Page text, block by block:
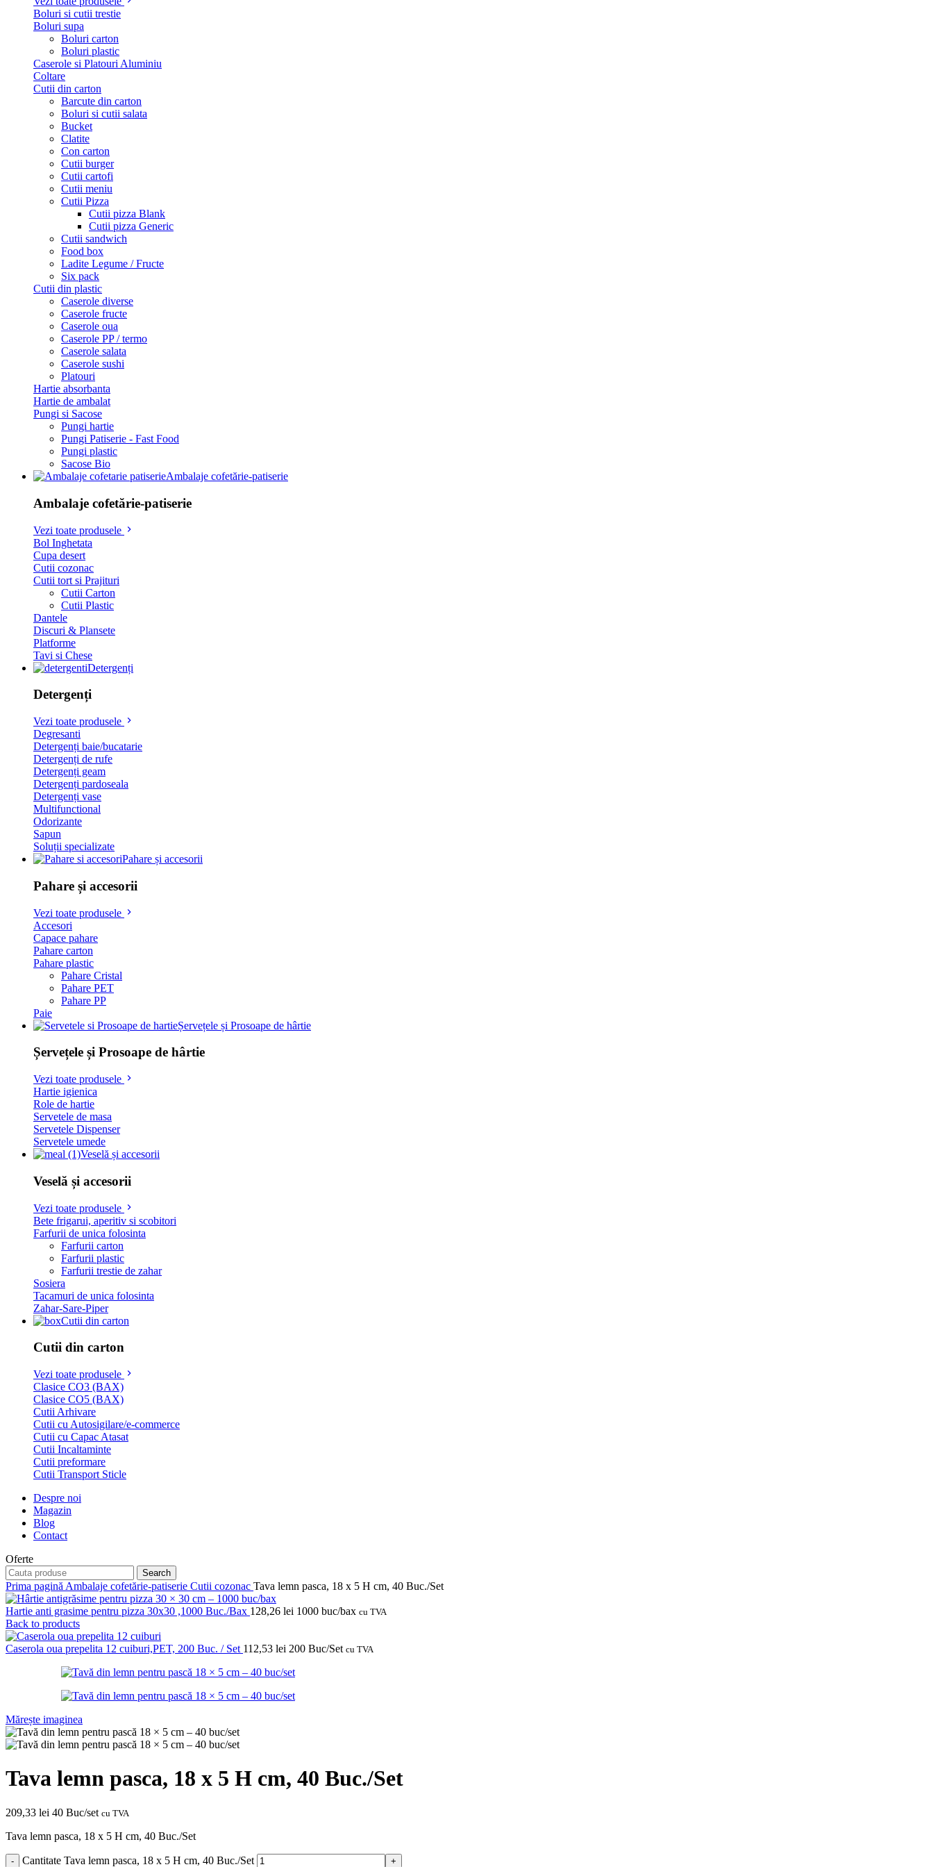
Boluri si cutii trestie
Boluri supa
Boluri carton
Boluri plastic
Caserole si Platouri Aluminiu
Coltare
Cutii din carton
Barcute din carton
Boluri si cutii salata
Bucket
Clatite
Con carton
Cutii burger
Cutii cartofi
Cutii meniu
Cutii Pizza
Cutii pizza Blank
Cutii pizza Generic
Cutii sandwich
Food box
Ladite Legume / Fructe
Six pack
Cutii din plastic
Caserole diverse
Caserole fructe
Caserole oua
Caserole PP / termo
Caserole salata
Caserole sushi
Platouri
Hartie absorbanta
Hartie de ambalat
Pungi si Sacose
Pungi hartie
Pungi Patiserie - Fast Food
Pungi plastic
Sacose Bio
Ambalaje cofetărie-patiserie
Ambalaje cofetărie-patiserie
Vezi toate produsele
Bol Inghetata
Cupa desert
Cutii cozonac
Cutii tort si Prajituri
Cutii Carton
Cutii Plastic
Dantele
Discuri & Plansete
Platforme
Tavi si Chese
Detergenți
Detergenți
Vezi toate produsele
Degresanti
Detergenți baie/bucatarie
Detergenți de rufe
Detergenți geam
Detergenți pardoseala
Detergenți vase
Multifunctional
Odorizante
Sapun
Soluții specializate
Pahare și accesorii
Pahare și accesorii
Vezi toate produsele
Accesori
Capace pahare
Pahare carton
Pahare plastic
Pahare Cristal
Pahare PET
Pahare PP
Paie
Șervețele și Prosoape de hârtie
Șervețele și Prosoape de hârtie
Vezi toate produsele
Hartie igienica
Role de hartie
Servetele de masa
Servetele Dispenser
Servetele umede
Veselă și accesorii
Veselă și accesorii
Vezi toate produsele
Bete frigarui, aperitiv si scobitori
Farfurii de unica folosinta
Farfurii carton
Farfurii plastic
Farfurii trestie de zahar
Sosiera
Tacamuri de unica folosinta
Zahar-Sare-Piper
Cutii din carton
Cutii din carton
Vezi toate produsele
Clasice CO3 (BAX)
Clasice CO5 (BAX)
Cutii Arhivare
Cutii cu Autosigilare/e-commerce
Cutii cu Capac Atasat
Cutii Incaltaminte
Cutii preformare
Cutii Transport Sticle
Despre noi
Magazin
Blog
Contact
Oferte
Search
Prima pagină Ambalaje cofetărie-patiserie Cutii cozonac Tava lemn pasca, 18 x 5 H cm, 40 Buc./Set
Hartie anti grasime pentru pizza 30x30 ,1000 Buc./Bax 128,26 lei 1000 buc/bax cu TVA
Back to products
Caserola oua prepelita 12 cuiburi,PET, 200 Buc. / Set 112,53 lei 200 Buc/Set cu TVA
Mărește imaginea
Tava lemn pasca, 18 x 5 H cm, 40 Buc./Set
209,33 lei 40 Buc/set cu TVA
Tava lemn pasca, 18 x 5 H cm, 40 Buc./Set
Cantitate Tava lemn pasca, 18 x 5 H cm, 40 Buc./Set